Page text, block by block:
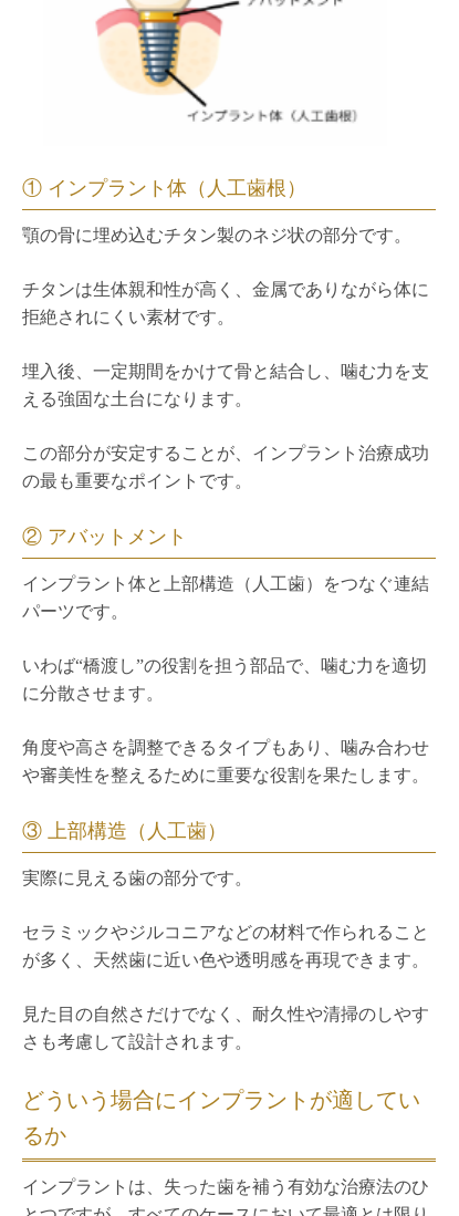
① インプラント体（人工歯根）
顎の骨に埋め込むチタン製のネジ状の部分です。
チタンは生体親和性が高く、金属でありながら体に
拒絶されにくい素材です。
埋入後、一定期間をかけて骨と結合し、噛む力を支
える強固な土台になります。
この部分が安定することが、インプラント治療成功
の最も重要なポイントです。
② アバットメント
インプラント体と上部構造（人工歯）をつなぐ連結
パーツです。
いわば“橋渡し”の役割を担う部品で、噛む力を適切
に分散させます。
角度や高さを調整できるタイプもあり、噛み合わせ
や審美性を整えるために重要な役割を果たします。
③ 上部構造（人工歯）
実際に見える歯の部分です。
セラミックやジルコニアなどの材料で作られること
が多く、天然歯に近い色や透明感を再現できます。
見た目の自然さだけでなく、耐久性や清掃のしやす
さも考慮して設計されます。
どういう場合にインプラントが適してい
るか
インプラントは、失った歯を補う有効な治療法のひ